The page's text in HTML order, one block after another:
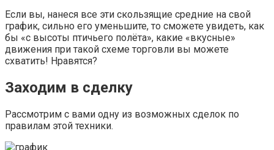
Если вы, нанеся все эти скользящие средние на свой
график, сильно его уменьшите, то сможете увидеть, как
бы «с высоты птичьего полёта», какие «вкусные»
движения при такой схеме торговли вы можете
схватить! Нравятся?
Заходим в сделку
Рассмотрим с вами одну из возможных сделок по
правилам этой техники.